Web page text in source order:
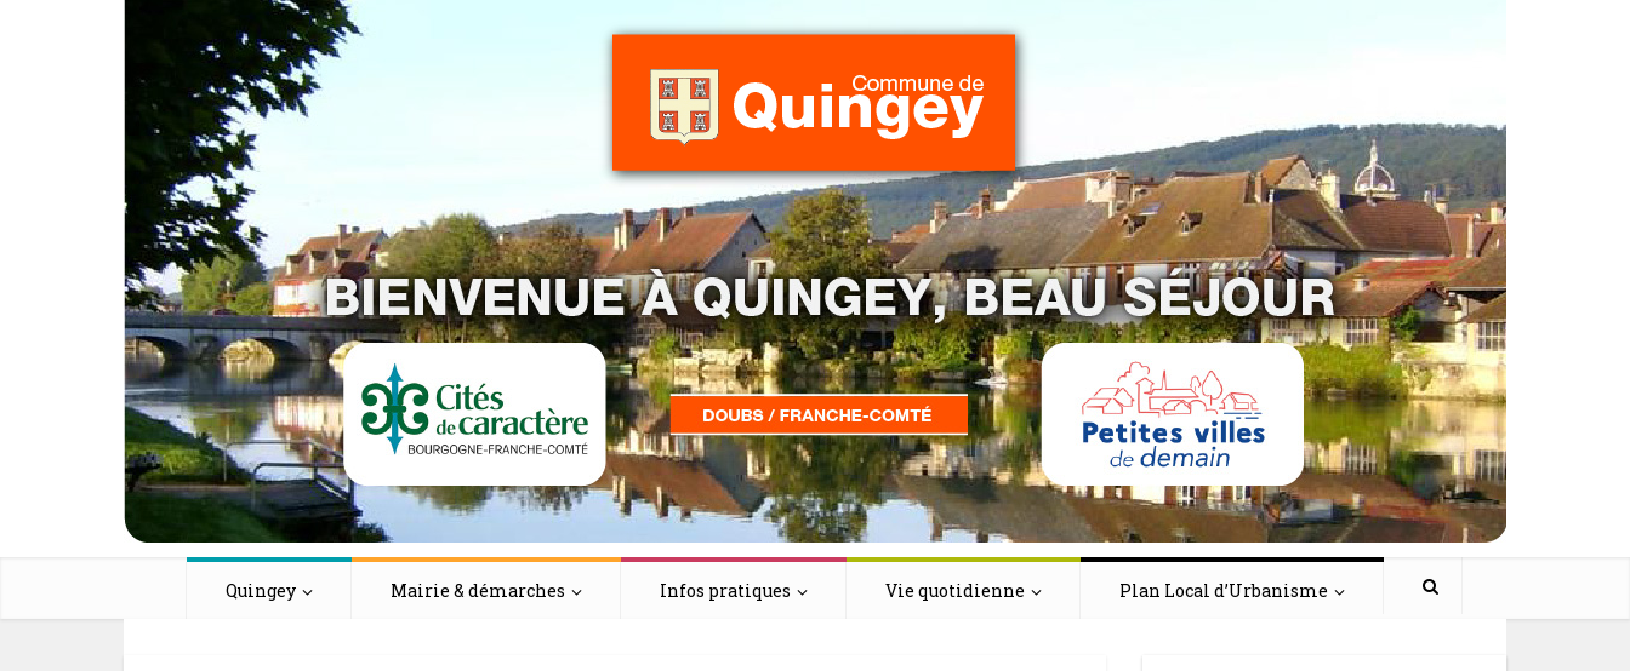
Quingey Mairie & démarches Infos pratiques Vie quotidienne Plan Local d’Urbanisme